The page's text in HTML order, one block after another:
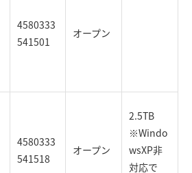
4580333
541501
オープン
4580333
541518
オープン
2.5TB
※Windo
wsXP非
対応で